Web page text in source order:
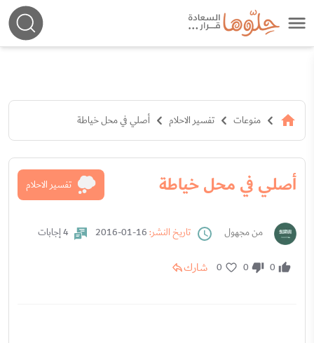
منوعات تفسير الاحلام أصلي في محل خياطة
أصلي في محل خياطة تفسير الاحلام
من مجهول تاريخ النشر: 4 إجابات
0
0
0 شارك